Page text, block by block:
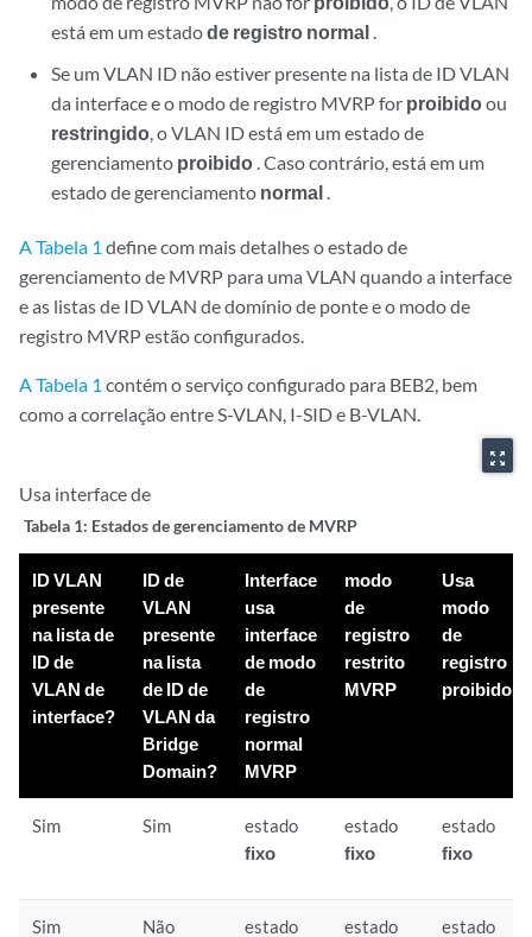
está em um estadode registro normal .
Se um VLAN ID não estiver presente na lista de ID VLAN
da interface e o modo de registro MVRP for proibidoou
restringido, o VLAN ID está em um estado de
gerenciamento proibido . Caso contrário, está em um
estado de gerenciamento normal .
A Tabela 1 define com mais detalhes o estado de
gerenciamento de MVRP para uma VLAN quando a interface
e as listas de ID VLAN de domínio de ponte e o modo de
registro MVRP estão configurados.
A Tabela 1 contém o serviço configurado para BEB2, bem
como a correlação entre S-VLAN, I-SID e B-VLAN.
zoom_out_map
Usa interface de
Tabela 1: Estados de gerenciamento de MVRP
ID VLAN
presente
na lista de
ID de
VLAN de
interface?
ID de
VLAN
presente
na lista
de ID de
VLAN da
Bridge
Domain?
Interface
usa
interface
de modo
de
registro
normal
MVRP
modo
de
registro
restrito
MVRP
Usa
modo
de
registro
proibido
Sim Sim
estado
fixo
estado
fixo
estado
fixo
Sim Não estado estado estado